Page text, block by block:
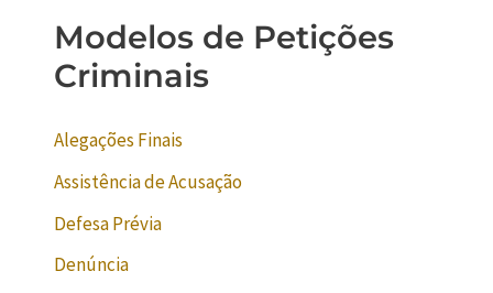
Modelos de Petições
Criminais
Alegações Finais
Assistência de Acusação
Defesa Prévia
Denúncia